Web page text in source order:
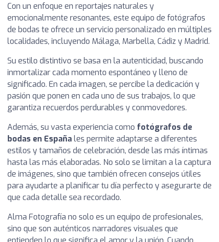
Con un enfoque en reportajes naturales y
emocionalmente resonantes, este equipo de fotógrafos
de bodas te ofrece un servicio personalizado en múltiples
localidades, incluyendo Málaga, Marbella, Cádiz y Madrid.
Su estilo distintivo se basa en la autenticidad, buscando
inmortalizar cada momento espontáneo y lleno de
significado. En cada imagen, se percibe la dedicación y
pasión que ponen en cada uno de sus trabajos, lo que
garantiza recuerdos perdurables y conmovedores.
Además, su vasta experiencia como fotógrafos de
bodas en Españales permite adaptarse a diferentes
estilos y tamaños de celebración, desde las más íntimas
hasta las más elaboradas. No solo se limitan a la captura
de imágenes, sino que también ofrecen consejos útiles
para ayudarte a planificar tu día perfecto y asegurarte de
que cada detalle sea recordado.
Alma Fotografía no solo es un equipo de profesionales,
sino que son auténticos narradores visuales que